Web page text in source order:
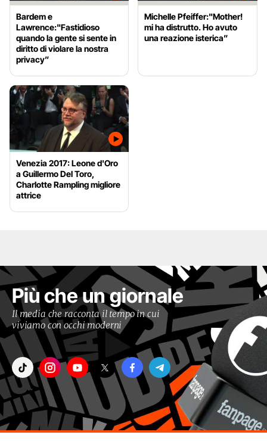
Bardem e
Lawrence:"Fastidioso
quando la gente si sente in
diritto di violare la nostra
privacy”
Michelle Pfeiffer:"Mother!
mi ha distrutto. Ho avuto
una reazione isterica”
Venezia 2017: Leone d'Oro
a Guillermo Del Toro,
Charlotte Rampling migliore
attrice
Più che un giornale
Il media che racconta il tempo in cui
viviamo con occhi moderni